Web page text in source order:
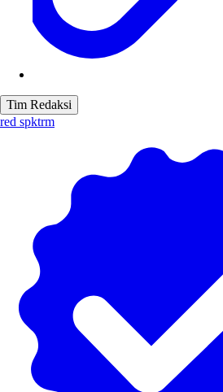
Tim Redaksi
red spktrm